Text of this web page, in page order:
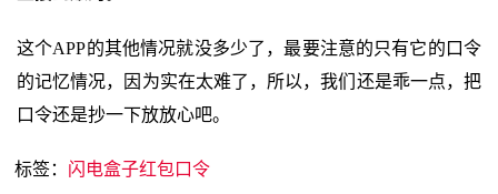
这个APP的其他情况就没多少了，最要注意的只有它的口令
的记忆情况，因为实在太难了，所以，我们还是乖一点，把
口令还是抄一下放放心吧。
标签： 闪电盒子红包口令